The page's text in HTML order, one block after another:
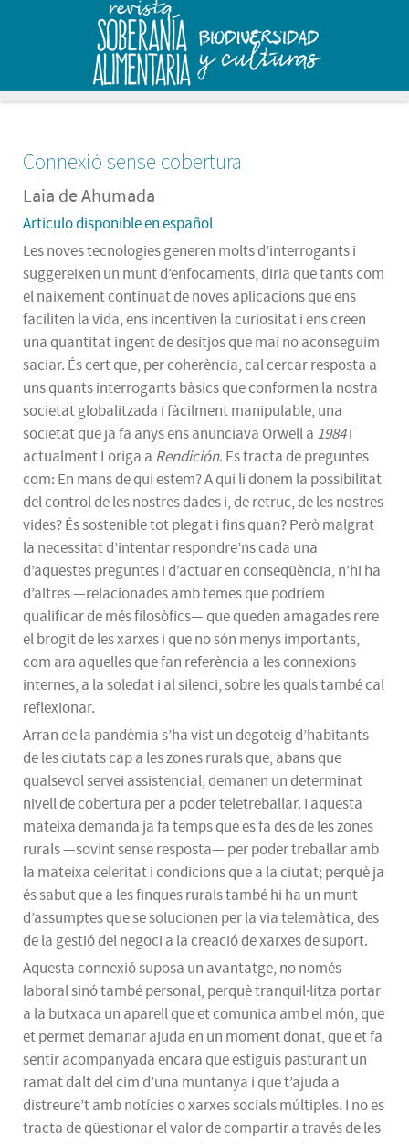
Connexió sense cobertura
Laia de Ahumada
Articulo disponible en español
Les noves tecnologies generen molts d’interrogants i
suggereixen un munt d’enfocaments, diria que tants com
el naixement continuat de noves aplicacions que ens
faciliten la vida, ens incentiven la curiositat i ens creen
una quantitat ingent de desitjos que mai no aconseguim
saciar. És cert que, per coherència, cal cercar resposta a
uns quants interrogants bàsics que conformen la nostra
societat globalitzada i fàcilment manipulable, una
societat que ja fa anys ens anunciava Orwell a 1984i
actualment Loriga a Rendición. Es tracta de preguntes
com: En mans de qui estem? A qui li donem la possibilitat
del control de les nostres dades i, de retruc, de les nostres
vides? És sostenible tot plegat i fins quan? Però malgrat
la necessitat d’intentar respondre’ns cada una
d’aquestes preguntes i d’actuar en conseqüència, n’hi ha
d’altres —relacionades amb temes que podríem
qualificar de més filosòfics— que queden amagades rere
el brogit de les xarxes i que no són menys importants,
com ara aquelles que fan referència a les connexions
internes, a la soledat i al silenci, sobre les quals també cal
reflexionar.
Arran de la pandèmia s’ha vist un degoteig d’habitants
de les ciutats cap a les zones rurals que, abans que
qualsevol servei assistencial, demanen un determinat
nivell de cobertura per a poder teletreballar. I aquesta
mateixa demanda ja fa temps que es fa des de les zones
rurals —sovint sense resposta— per poder treballar amb
la mateixa celeritat i condicions que a la ciutat; perquè ja
és sabut que a les finques rurals també hi ha un munt
d’assumptes que se solucionen per la via telemàtica, des
de la gestió del negoci a la creació de xarxes de suport.
Aquesta connexió suposa un avantatge, no només
laboral sinó també personal, perquè tranquil·litza portar
a la butxaca un aparell que et comunica amb el món, que
et permet demanar ajuda en un moment donat, que et fa
sentir acompanyada encara que estiguis pasturant un
ramat dalt del cim d’una muntanya i que t’ajuda a
distreure’t amb notícies o xarxes socials múltiples. I no es
tracta de qüestionar el valor de compartir a través de les